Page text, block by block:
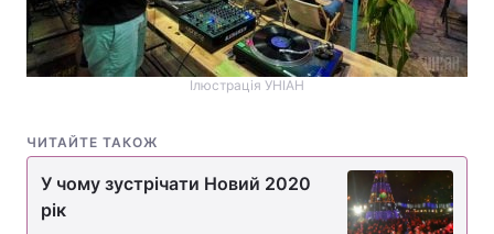
Ілюстрація УНІАН
ЧИТАЙТЕ ТАКОЖ
У чому зустрічати Новий 2020
рік